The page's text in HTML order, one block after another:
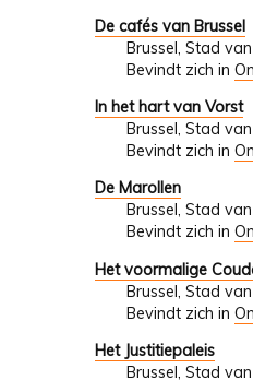
De cafés van Brussel
Brussel, Stad
Bevindt zich in
In het hart van Vorst
Brussel, Stad
Bevindt zich in
De Marollen
Brussel, Stad
Bevindt zich in
Het voormalige
Brussel, Stad
Bevindt zich in
Het Justitiepaleis
Brussel, Stad